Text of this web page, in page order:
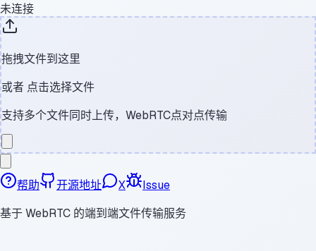
未连接
拖拽文件到这里
或者 点击选择文件
支持多个文件同时上传，WebRTC点对点传输
帮助 开源地址 X
Issue
基于 WebRTC 的端到端文件传输服务